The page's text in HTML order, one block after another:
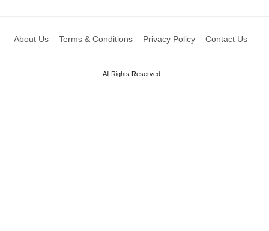
About Us Terms & Conditions Privacy Policy Contact Us
All Rights Reserved